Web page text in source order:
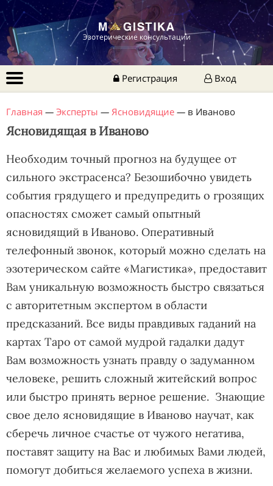
Эзотерические консультации
Регистрация Вход
Главная — Эксперты — Ясновидящие — в Иваново
Ясновидящая в Иваново
Необходим точный прогноз на будущее от
сильного экстрасенса? Безошибочно увидеть
события грядущего и предупредить о грозящих
опасностях сможет самый опытный
ясновидящий в Иваново. Оперативный
телефонный звонок, который можно сделать на
эзотерическом сайте «Магистика», предоставит
Вам уникальную возможность быстро связаться
с авторитетным экспертом в области
предсказаний. Все виды правдивых гаданий на
картах Таро от самой мудрой гадалки дадут
Вам возможность узнать правду о задуманном
человеке, решить сложный житейский вопрос
или быстро принять верное решение. Знающие
свое дело ясновидящие в Иваново научат, как
сберечь личное счастье от чужого негатива,
поставят защиту на Вас и любимых Вами людей,
помогут добиться желаемого успеха в жизни.